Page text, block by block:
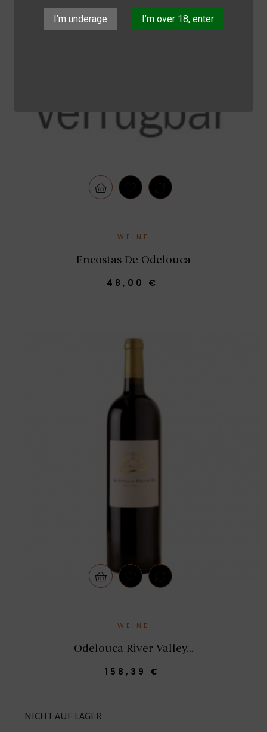
I’m underage I’m over 18, enter
WEINE
Encostas De Odelouca
48,00 €
WEINE
Odelouca River Valley...
158,39 €
NICHT AUF LAGER